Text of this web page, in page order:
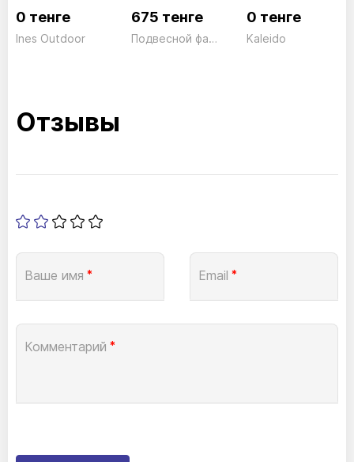
0 тенге
Ines Outdoor
675 тенге
Подвесной файл для файл-кабинета Красный A4+ President
0 тенге
Kaleido
Отзывы
Ваше имя * Email *
Комментарий *